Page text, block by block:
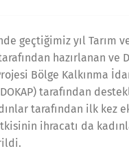
geçtiğimiz yıl Tarım
hazırlanan ve
Bölge Kalkınma
tarafından
tarafından ilk kez
ihracatı da